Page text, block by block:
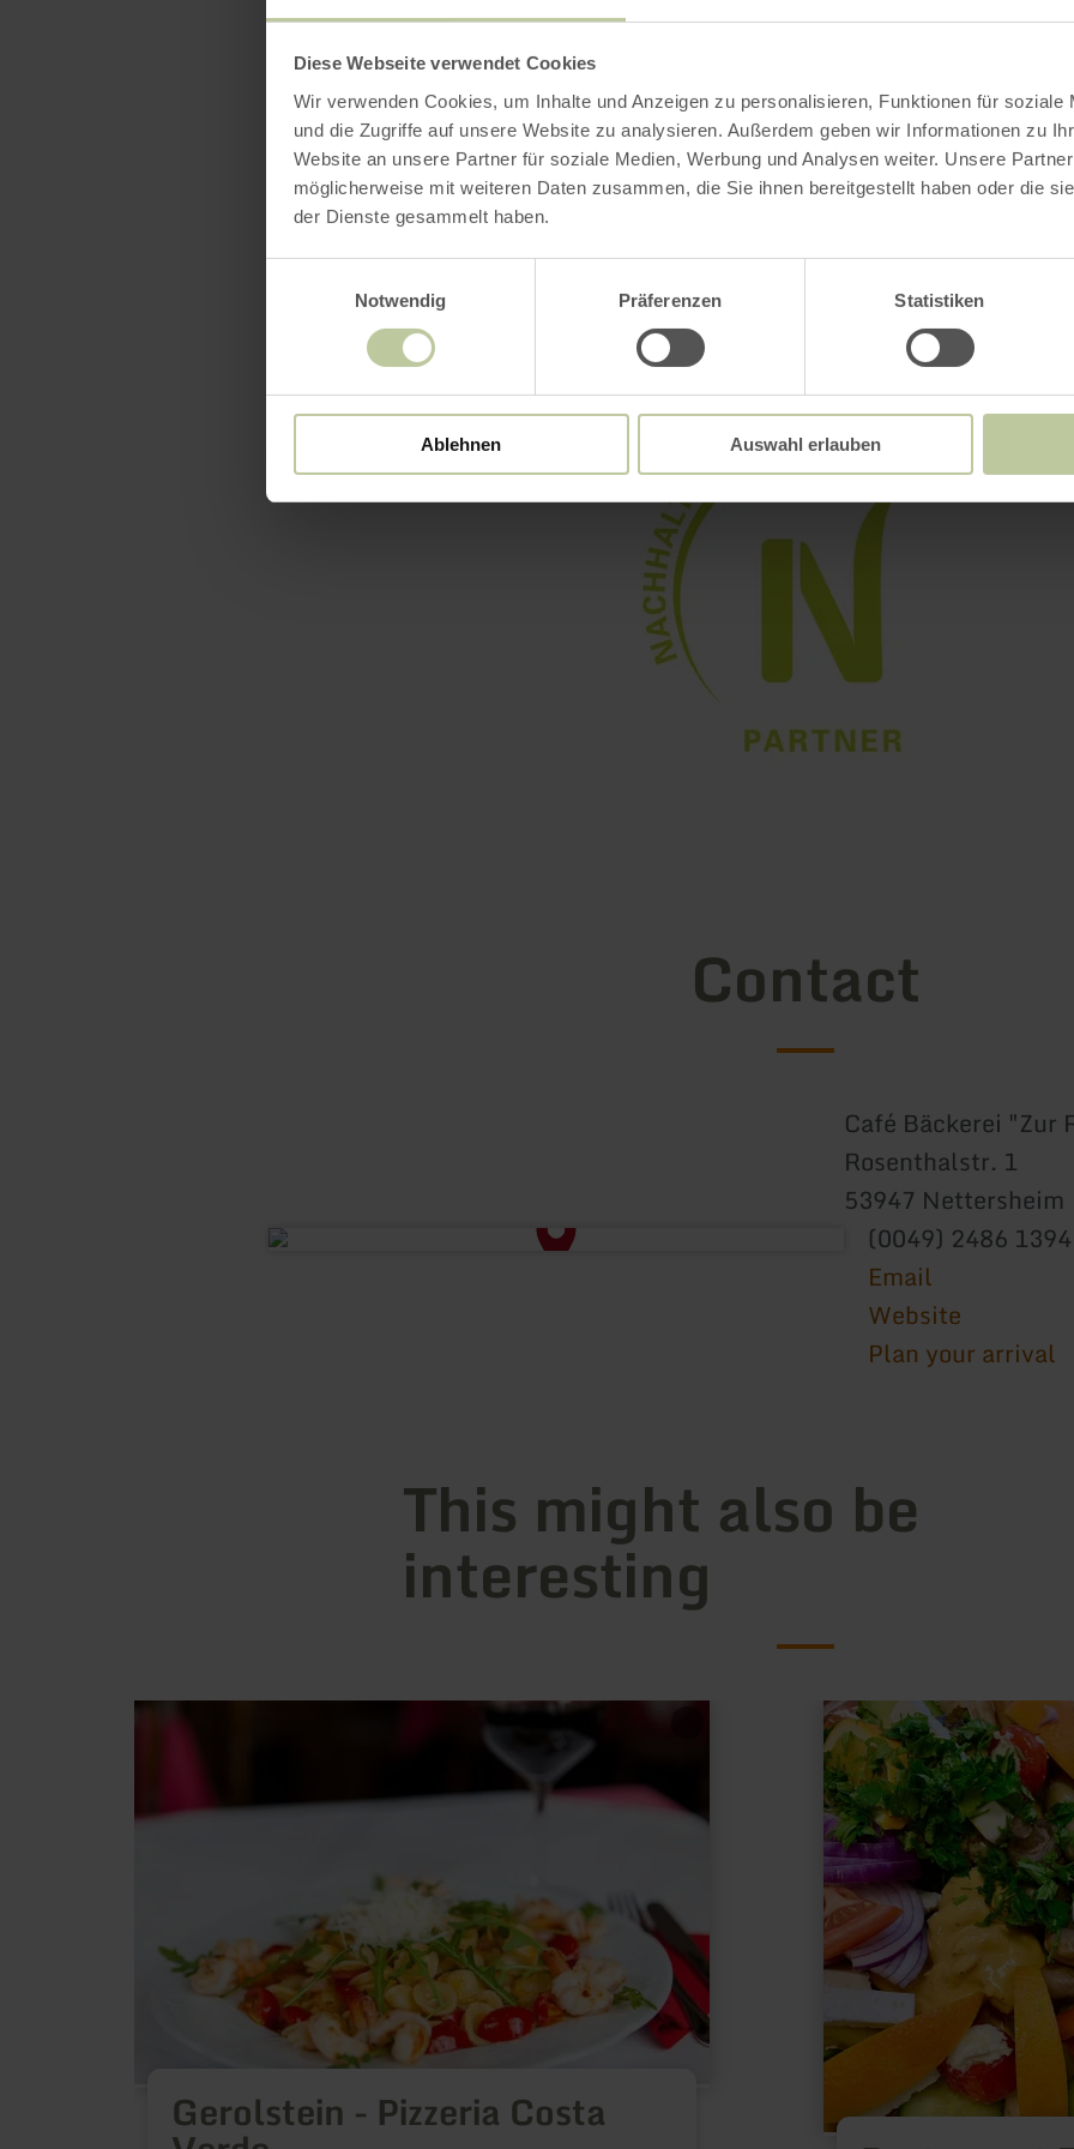
Diese Webseite verwendet Cookies
Wir verwenden Cookies, um Inhalte und Anzeigen zu personalisieren, Funktionen für soziale
und die Zugriffe auf unsere Website zu analysieren. Außerdem geben wir Informationen zu
Website an unsere Partner für soziale Medien, Werbung und Analysen weiter. Unsere
möglicherweise mit weiteren Daten zusammen, die Sie ihnen bereitgestellt haben oder die
der Dienste gesammelt haben.
Notwendig
Präferenzen Statistiken
Ablehnen Auswahl erlauben
Categories
Impressions
Contact
Café Bäckerei "Zur
Rosenthalstr. 1
53947 Nettersheim
(0049) 2486 1394
Email
Website
Plan your arrival
This might also be
interesting
Gerolstein - Pizzeria Costa
Costa
learn
more
about:
Restaurant
Zur
Eifel-
Höhe